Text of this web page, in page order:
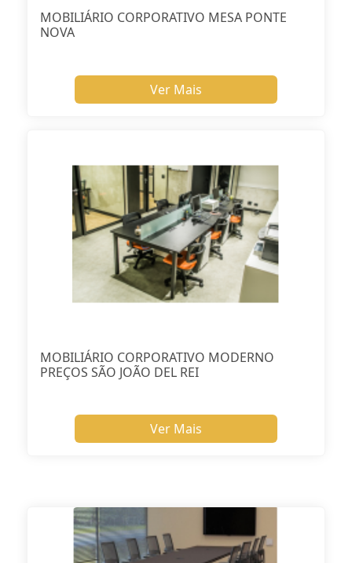
MOBILIÁRIO CORPORATIVO MESA PONTE
NOVA
Ver Mais
MOBILIÁRIO CORPORATIVO MODERNO
PREÇOS SÃO JOÃO DEL REI
Ver Mais